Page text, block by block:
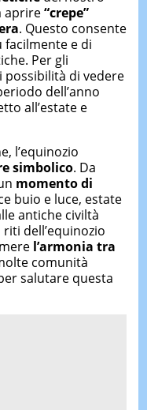
aprire“crepe”
. Questo consente
e di
Per gli
possibilità di vedere
dell’anno
all’estate e
l’equinozio
simbolico. Da
momento di
buio e luce, estate
antiche civiltà
dell’equinozio
l’armonia tra
comunità
salutare questa